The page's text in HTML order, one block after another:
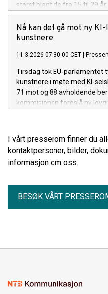
størst blant de fra 15 til 29 år.
Nå kan det gå mot ny
kunstnere
11.3.2026 07:30:00 CET |
Tirsdag tok EU-parlamentet
kunstnere i møte med KI-
71 mot og 88 avholdende
kommisjonen foreslå ny
at opphavsretten også
direktør for internasjonale
I vårt presserom finner du
kontaktpersoner, bilder,
informasjon om oss.
BESØK VÅRT